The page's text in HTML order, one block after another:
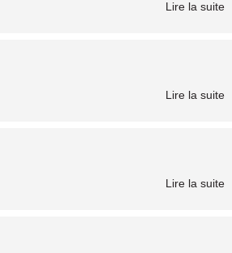
Lire la suite
Lire la suite
Lire la suite